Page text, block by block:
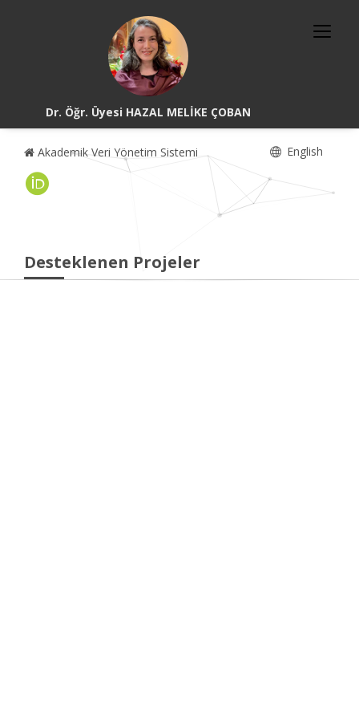
Dr. Öğr. Üyesi HAZAL MELİKE ÇOBAN
Akademik Veri Yönetim Sistemi English
Desteklenen Projeler